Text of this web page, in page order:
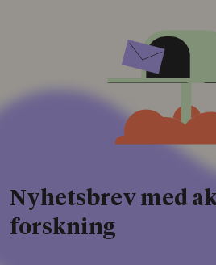
Nyhetsbrev med
forskning